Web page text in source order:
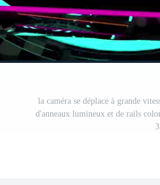
la caméra se déplace à grande
d'anneaux lumineux et de rails